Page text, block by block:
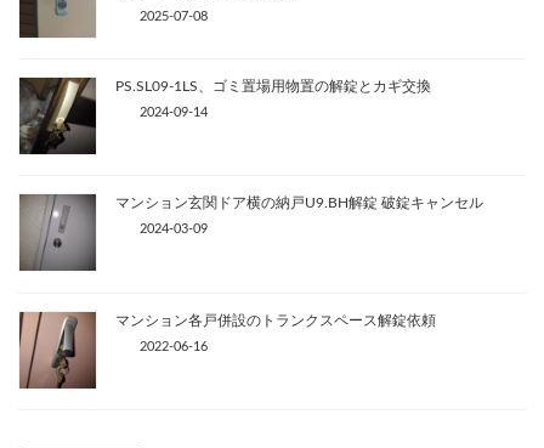
2025-07-08
PS.SL09-1LS、ゴミ置場用物置の解錠とカギ交換
2024-09-14
マンション玄関ドア横の納戸U9.BH解錠 破錠キャンセル
2024-03-09
マンション各戸併設のトランクスペース解錠依頼
2022-06-16